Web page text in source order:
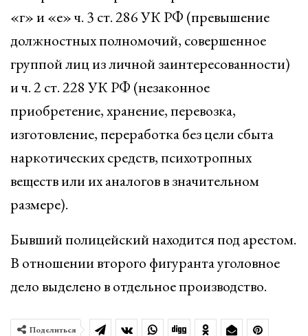
«г» и «е» ч. 3 ст. 286 УК РФ (превышение
должностных полномочий, совершенное
группой лиц из личной заинтересованности)
и ч. 2 ст. 228 УК РФ (незаконное
приобретение, хранение, перевозка,
изготовление, переработка без цели сбыта
наркотических средств, психотропных
веществ или их аналогов в значительном
размере).
Бывший полицейский находится под арестом.
В отношении второго фигуранта уголовное
дело выделено в отдельное производство.
Поделиться